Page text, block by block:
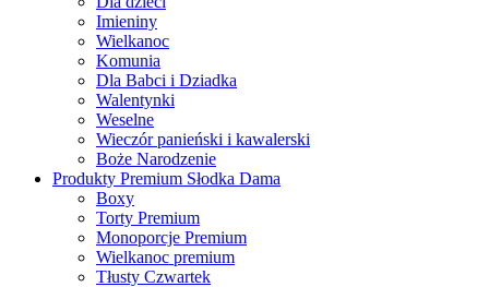
Imieniny
Wielkanoc
Komunia
Dla Babci i Dziadka
Walentynki
Weselne
Wieczór panieński i kawalerski
Boże Narodzenie
Produkty Premium Słodka Dama
Boxy
Torty Premium
Monoporcje Premium
Wielkanoc premium
Tłusty Czwartek